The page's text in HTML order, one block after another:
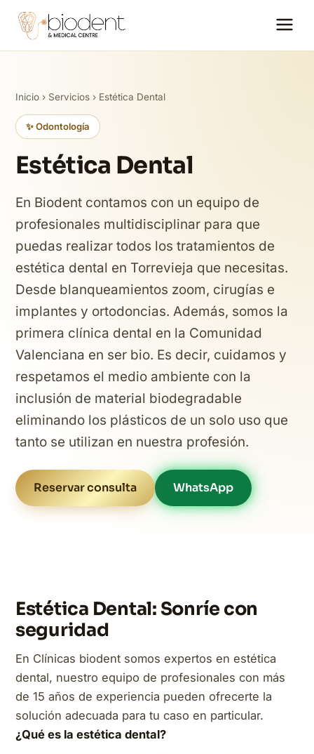
Inicio › Servicios › Estética Dental
✨ Odontología
Estética Dental
En Biodent contamos con un equipo de
profesionales multidisciplinar para que
puedas realizar todos los tratamientos de
estética dental en Torrevieja que necesitas.
Desde blanqueamientos zoom, cirugías e
implantes y ortodoncias. Además, somos la
primera clínica dental en la Comunidad
Valenciana en ser bio. Es decir, cuidamos y
respetamos el medio ambiente con la
inclusión de material biodegradable
eliminando los plásticos de un solo uso que
tanto se utilizan en nuestra profesión.
Reservar consulta WhatsApp
Estética Dental: Sonríe con
seguridad
En Clínicas biodent somos expertos en estética
dental, nuestro equipo de profesionales con más
de 15 años de experiencia pueden ofrecerte la
solución adecuada para tu caso en particular.
¿Qué es la estética dental?